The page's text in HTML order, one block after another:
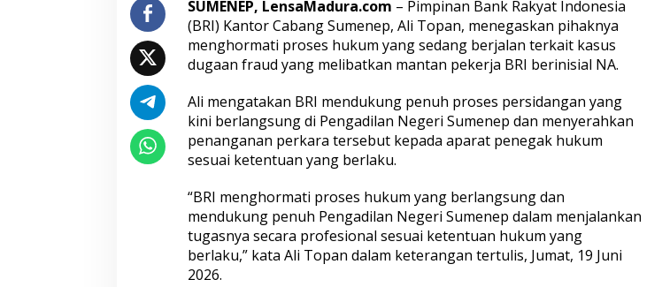
a
n
F
r
d
M
a
n
n
P
e
k
e
SUMENEP, LensaMadura.com – Pimpinan Bank Rakyat Indonesia
(BRI) Kantor Cabang Sumenep, Ali Topan, menegaskan pihaknya
menghormati proses hukum yang sedang berjalan terkait kasus
dugaan fraud yang melibatkan mantan pekerja BRI berinisial NA.
Ali mengatakan BRI mendukung penuh proses persidangan yang
kini berlangsung di Pengadilan Negeri Sumenep dan menyerahkan
penanganan perkara tersebut kepada aparat penegak hukum
sesuai ketentuan yang berlaku.
“BRI menghormati proses hukum yang berlangsung dan
mendukung penuh Pengadilan Negeri Sumenep dalam menjalankan
tugasnya secara profesional sesuai ketentuan hukum yang
berlaku,” kata Ali Topan dalam keterangan tertulis, Jumat, 19 Juni
2026.